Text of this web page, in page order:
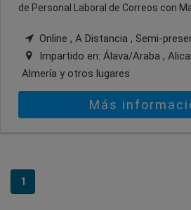
de Personal Laboral de Correos con
Online , A Distancia , Semi-
Impartido en: Álava/Araba ,
Almería y otros lugares
Más
1